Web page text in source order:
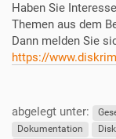
Haben Sie
Themen aus dem
Dann melden Sie
https://
abgelegt unter:
Dokumentation